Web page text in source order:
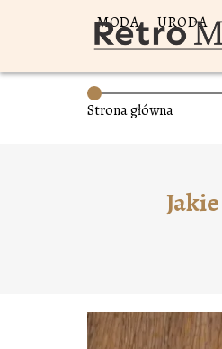
MODA URODA
Strona główna